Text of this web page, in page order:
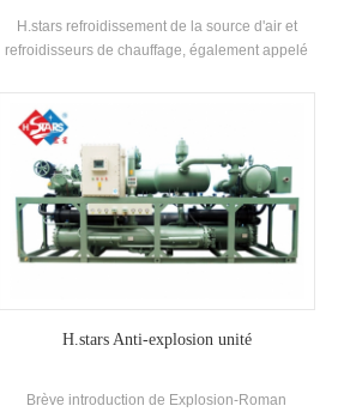
H.stars refroidissement de la source d'air et
refroidisseurs de chauffage, également appelé
principales fonctions: Refroidissement,
chauffage, eau chaude, refroidissement avec
eau chaude et chauffage avec chaud eau. Il
peut être utilisé en été pour refroidir et en même
temps pour produire de l'eau chaude ou juste
pour le refroidissement seul; au printemps et à
l'automne quand Il n'y a pas besoin de
refroidissement et de chauffage, il peut être
utilisé pour chauffer et produire de l'eau chaude
dans le hiver. Le système de commande de
H.stars Anti-explosion unité
Brève introduction de Explosion-Roman